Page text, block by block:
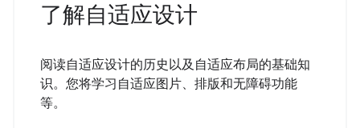
了解自适应设计
阅读自适应设计的历史以及自适应布局的基础知
识。您将学习自适应图片、排版和无障碍功能
等。